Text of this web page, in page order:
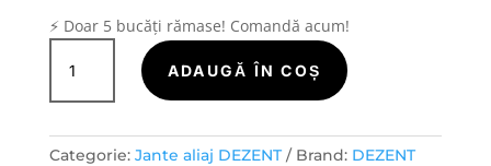
⚡ Doar 5 bucăți rămase! Comandă acum!
Cantitate
Janta
aliaj
TA
ADAUGĂ ÎN COȘ
Categorie: Jante aliaj DEZENT Brand: DEZENT